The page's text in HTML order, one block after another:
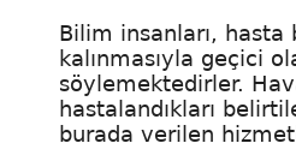
Bilim insanları, hasta
kalınmasıyla geçici
söylemektedirler.
hastalandıkları
burada verilen